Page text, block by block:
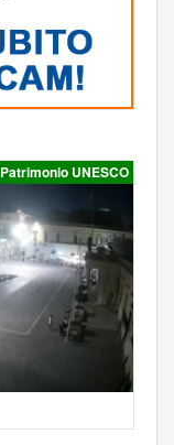
Patrimonio UNESCO